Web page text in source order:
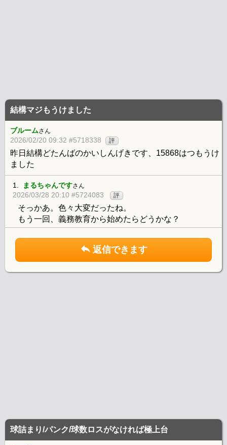
結構マジもうけました
ブルームさん
2026/02/20 09:32 #5718338 評
昨日結構どたんばのかいしんげきです、15868はつもうけ
ました
1. まるちゃんですさん
2026/03/28 20:10 #5724083 評
そっかあ。色々大変だったね。
もう一回、義務教育から始めたらどうかな？
返信できます
球詰まり/パンク/球数ロスがなければ極上台